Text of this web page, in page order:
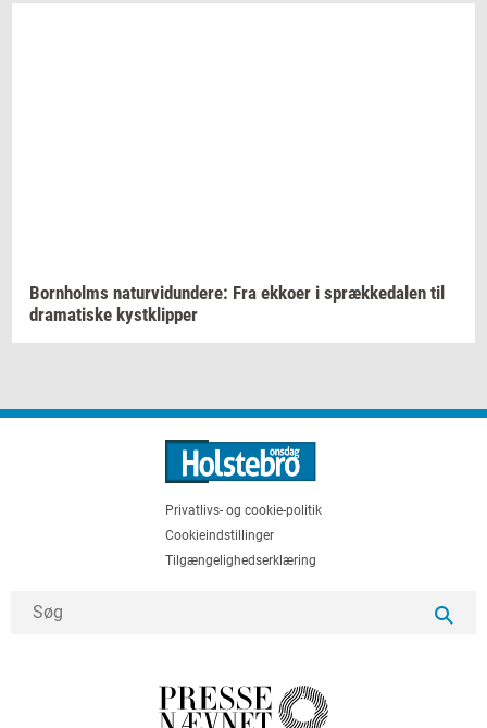
Born­holms na­tur­vi­dun­de­re: Fra ek­ko­er i spræk­ke­da­len til
dra­ma­ti­ske kyst­klip­per
Privatlivs- og cookie-politik
Cookieindstillinger
Tilgængelighedserklæring